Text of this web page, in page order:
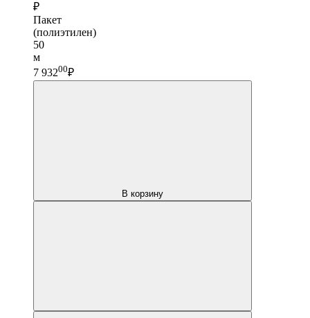
₽
Пакет
(полиэтилен)
50
м
7 93200₽
В корзину